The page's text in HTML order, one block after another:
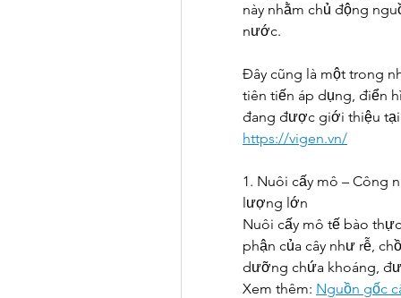
này nhằm chủ động
nước.
Đây cũng là một trong
tiên tiến áp dụng, điển
đang được giới thiệu
https://vigen.vn/
1. Nuôi cấy mô – Công
lượng lớn
Nuôi cấy mô tế bào
phận của cây như rễ,
dưỡng chứa khoáng,
Xem thêm: Nguồn gốc